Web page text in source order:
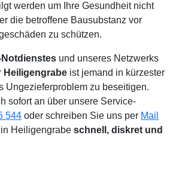
werden um Ihre Gesundheit nicht
die betroffene Bausubstanz vor
zu schützen.
Notdienstes und unseres Netzwerks
Heiligengrabe ist jemand in kürzester
Ungezieferproblem zu beseitigen.
sofort an über unsere Service-
544 oder schreiben Sie uns per Mail
Heiligengrabe schnell, diskret und